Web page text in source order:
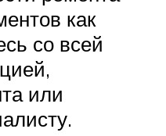
как
со всей
или